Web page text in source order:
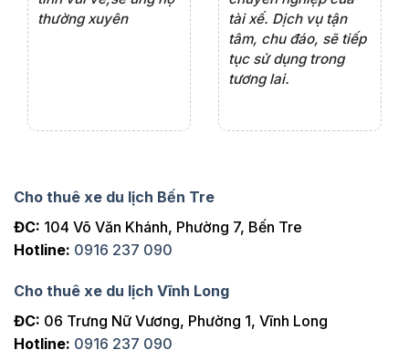
thường xuyên
tài xế. Dịch vụ tận
tâm, chu đáo, sẽ tiếp
tục sử dụng trong
tương lai.
Cho thuê xe du lịch Bến Tre
ĐC: 104 Võ Văn Khánh, Phường 7, Bến Tre
Hotline: 0916 237 090
Cho thuê xe du lịch Vĩnh Long
ĐC: 06 Trưng Nữ Vương, Phường 1, Vĩnh Long
Hotline: 0916 237 090